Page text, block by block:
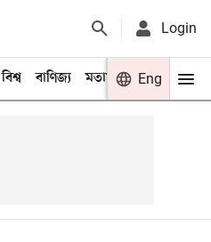
Login
বিশ্ব বাণিজ্য মতামত খেলা
Eng